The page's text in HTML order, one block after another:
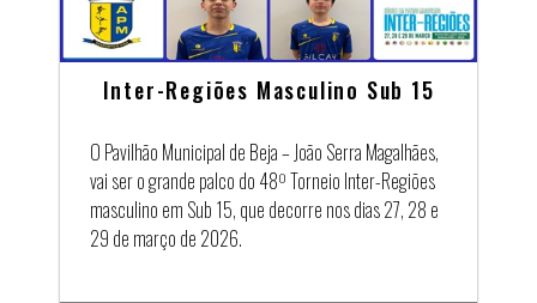
Inter-Regiões Masculino Sub 15
O Pavilhão Municipal de Beja – João Serra Magalhães,
vai ser o grande palco do 48º Torneio Inter-Regiões
masculino em Sub 15, que decorre nos dias 27, 28 e
29 de março de 2026.